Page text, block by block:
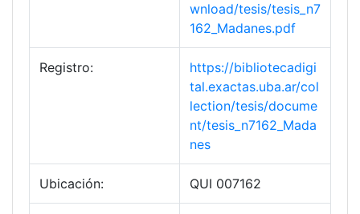
wnload/tesis/tesis_n7
162_Madanes.pdf
Registro:
https://bibliotecadigi
tal.exactas.uba.ar/col
lection/tesis/docume
nt/tesis_n7162_Mada
nes
Ubicación: QUI 007162